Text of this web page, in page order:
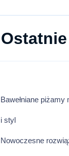
Bawełniane
i styl
Nowoczesne